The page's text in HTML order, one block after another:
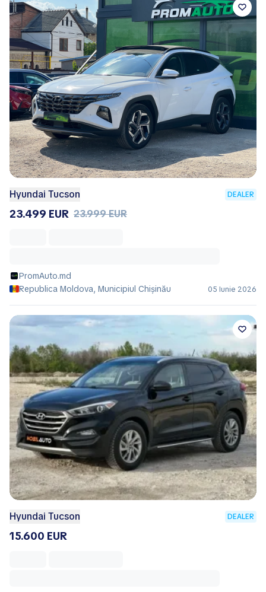
Hyundai Tucson DEALER
23.499 EUR 23.999 EUR
PromAuto.md
Republica Moldova, Municipiul Chișinău
05 Iunie 2026
Hyundai Tucson DEALER
15.600 EUR